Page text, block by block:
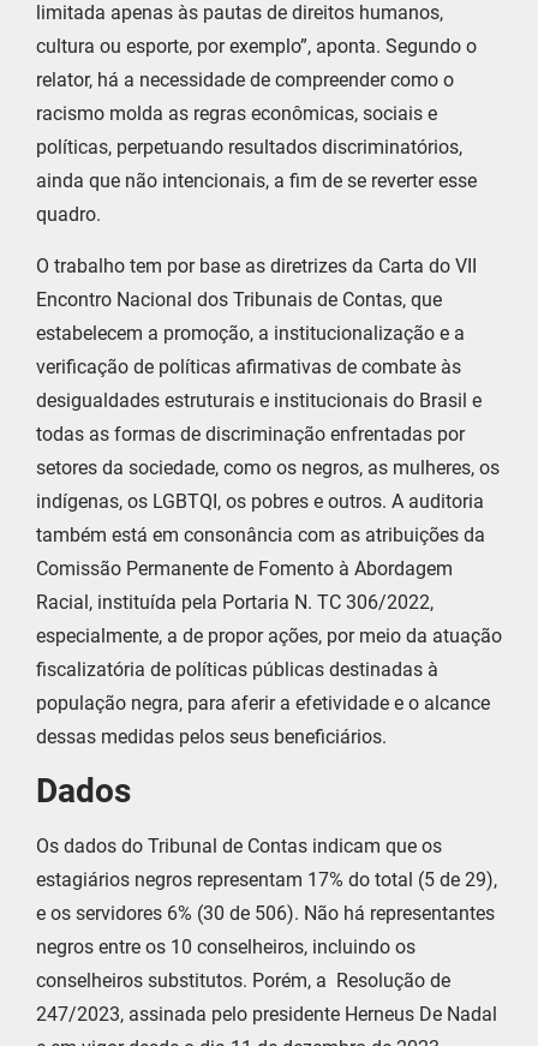
limitada apenas às pautas de direitos humanos,
cultura ou esporte, por exemplo”, aponta. Segundo o
relator, há a necessidade de compreender como o
racismo molda as regras econômicas, sociais e
políticas, perpetuando resultados discriminatórios,
ainda que não intencionais, a fim de se reverter esse
quadro.
O trabalho tem por base as diretrizes da Carta do VII
Encontro Nacional dos Tribunais de Contas, que
estabelecem a promoção, a institucionalização e a
verificação de políticas afirmativas de combate às
desigualdades estruturais e institucionais do Brasil e
todas as formas de discriminação enfrentadas por
setores da sociedade, como os negros, as mulheres, os
indígenas, os LGBTQI, os pobres e outros. A auditoria
também está em consonância com as atribuições da
Comissão Permanente de Fomento à Abordagem
Racial, instituída pela Portaria N. TC 306/2022,
especialmente, a de propor ações, por meio da atuação
fiscalizatória de políticas públicas destinadas à
população negra, para aferir a efetividade e o alcance
dessas medidas pelos seus beneficiários.
Dados
Os dados do Tribunal de Contas indicam que os
estagiários negros representam 17% do total (5 de 29),
e os servidores 6% (30 de 506). Não há representantes
negros entre os 10 conselheiros, incluindo os
conselheiros substitutos. Porém, a Resolução de
247/2023, assinada pelo presidente Herneus De Nadal